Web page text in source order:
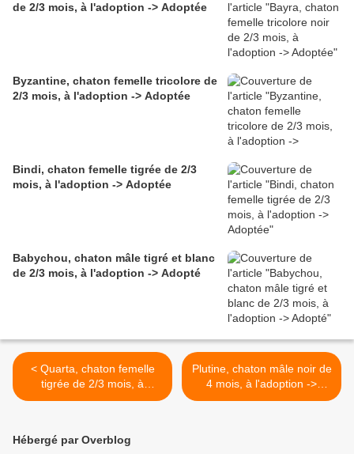
de 2/3 mois, à l'adoption -> Adoptée
Byzantine, chaton femelle tricolore de
2/3 mois, à l'adoption -> Adoptée
Bindi, chaton femelle tigrée de 2/3
mois, à l'adoption -> Adoptée
Babychou, chaton mâle tigré et blanc
de 2/3 mois, à l'adoption -> Adopté
< Quarta, chaton femelle
tigrée de 2/3 mois, à
l'adoption -> adoptée
Plutine, chaton mâle noir de
4 mois, à l'adoption ->
adopté >
Hébergé par Overblog